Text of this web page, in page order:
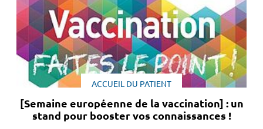
ACCUEIL DU PATIENT
[Semaine européenne de la vaccination] : un
stand pour booster vos connaissances !